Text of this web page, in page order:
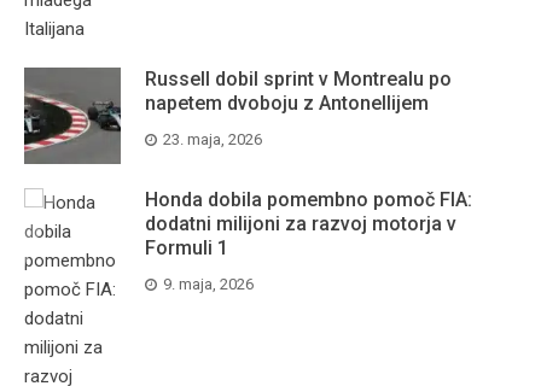
Russell dobil sprint v Montrealu po
napetem dvoboju z Antonellijem
23. maja, 2026
Honda dobila pomembno pomoč FIA:
dodatni milijoni za razvoj motorja v
Formuli 1
9. maja, 2026